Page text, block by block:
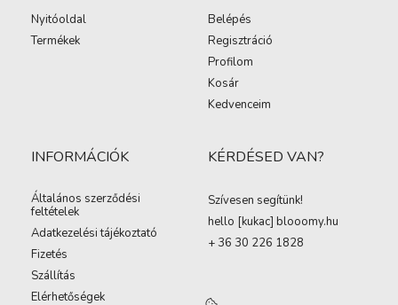
Nyitóoldal
Termékek
Belépés
Regisztráció
Profilom
Kosár
Kedvenceim
INFORMÁCIÓK
Általános szerződési
feltételek
Adatkezelési tájékoztató
Fizetés
Szállítás
Elérhetőségek
KÉRDÉSED VAN?
Szívesen segítünk!
hello [kukac] blooomy.hu
+ 36 30 226 1828